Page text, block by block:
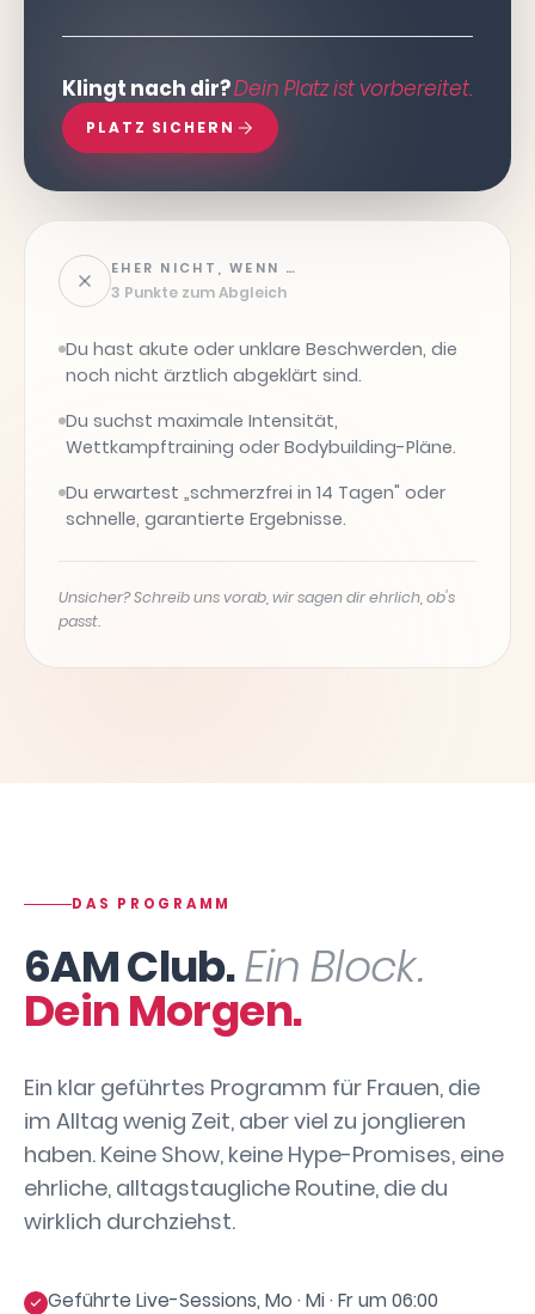
Klingt nach dir?Dein Platz ist vorbereitet.
PLATZ SICHERN
EHER NICHT, WENN …
3 Punkte zum Abgleich
Du hast akute oder unklare Beschwerden, die
noch nicht ärztlich abgeklärt sind.
Du suchst maximale Intensität,
Wettkampftraining oder Bodybuilding-Pläne.
Du erwartest „schmerzfrei in 14 Tagen" oder
schnelle, garantierte Ergebnisse.
Unsicher? Schreib uns vorab, wir sagen dir ehrlich, ob's
passt.
DAS PROGRAMM
6AM Club.Ein Block.
Dein Morgen.
Ein klar geführtes Programm für Frauen, die
im Alltag wenig Zeit, aber viel zu jonglieren
haben. Keine Show, keine Hype-Promises, eine
ehrliche, alltagstaugliche Routine, die du
wirklich durchziehst.
Geführte Live-Sessions, Mo · Mi · Fr um 06:00